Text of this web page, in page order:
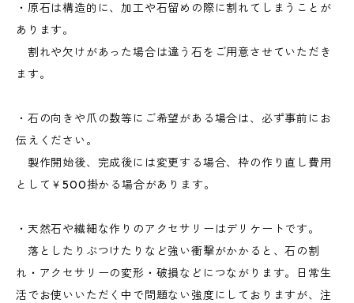
・原石は構造的に、加工や石留めの際に割れてしまうことが
あります。
割れや欠けがあった場合は違う石をご用意させていただき
ます。
・石の向きや爪の数等にご希望がある場合は、必ず事前にお
伝えください。
製作開始後、完成後には変更する場合、枠の作り直し費用
として￥500掛かる場合があります。
・天然石や繊細な作りのアクセサリーはデリケートです。
落としたりぶつけたりなど強い衝撃がかかると、石の割
れ・アクセサリーの変形・破損などにつながります。日常生
活でお使いいただく中で問題ない強度にしておりますが、注